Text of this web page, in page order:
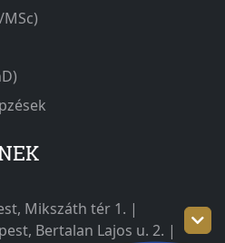
Mikszáth tér 1. |
Bertalan Lajos u. 2. |